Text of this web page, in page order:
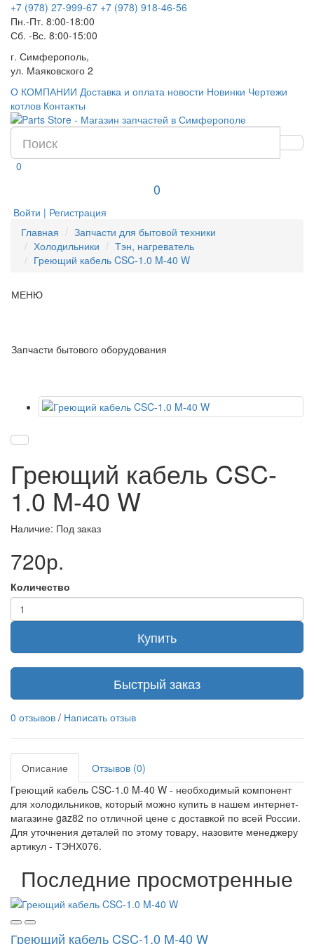
+7 (978) 27-999-67 +7 (978) 918-46-56
Пн.-Пт. 8:00-18:00
Сб. -Вс. 8:00-15:00
г. Симферополь,
ул. Маяковского 2
О КОМПАНИИ Доставка и оплата новости Новинки Чертежи
котлов Контакты
0
0
Войти | Регистрация
Главная
Запчасти для бытовой техники
Холодильники
Тэн, нагреватель
Греющий кабель CSC-1.0 M-40 W
МЕНЮ
Запчасти бытового оборудования
Греющий кабель CSC-
1.0 M-40 W
Наличие: Под заказ
720р.
Количество
Купить
Быстрый заказ
0 отзывов / Написать отзыв
Описание
Отзывов (0)
Греющий кабель CSC-1.0 M-40 W - необходимый компонент
для холодильников, который можно купить в нашем интернет-
магазине gaz82 по отличной цене с доставкой по всей России.
Для уточнения деталей по этому товару, назовите менеджеру
артикул - ТЭНХ076.
Последние просмотренные
Греющий кабель CSC-1.0 M-40 W